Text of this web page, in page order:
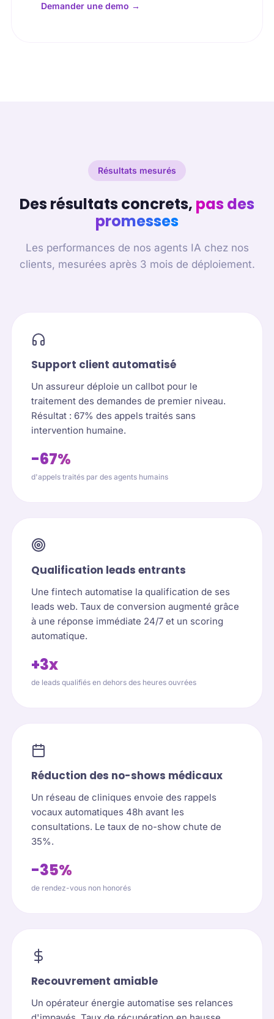
Demander une demo →
Résultats mesurés
Des résultats concrets, pas des
promesses
Les performances de nos agents IA chez nos
clients, mesurées après 3 mois de déploiement.
Support client automatisé
Un assureur déploie un callbot pour le
traitement des demandes de premier niveau.
Résultat : 67% des appels traités sans
intervention humaine.
-67%
d'appels traités par des agents humains
Qualification leads entrants
Une fintech automatise la qualification de ses
leads web. Taux de conversion augmenté grâce
à une réponse immédiate 24/7 et un scoring
automatique.
+3x
de leads qualifiés en dehors des heures ouvrées
Réduction des no-shows médicaux
Un réseau de cliniques envoie des rappels
vocaux automatiques 48h avant les
consultations. Le taux de no-show chute de
35%.
-35%
de rendez-vous non honorés
Recouvrement amiable
Un opérateur énergie automatise ses relances